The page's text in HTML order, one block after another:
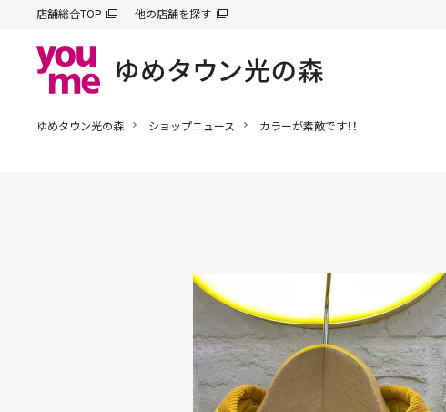
店舗総合TOP 他の店舗を探す
ゆめタウン光の森 ショップニュース カラーが素敵です！！